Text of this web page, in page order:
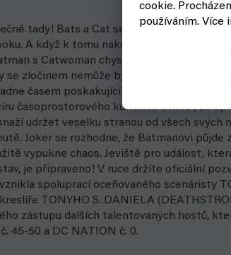
cookie.
používáním. Více
tady! Bats a Cat se spolu utkávali po
A když k tomu nakonec přece jen
s Catwoman chystají, aby svůj svazek
se zločinem nemůže být nic jednoduché.
časem poskakující superhrdina
časoprostorového kontinua a hrozí, že
udržet veselku stranou od všech
Joker se rozhodne, že Batmanovi půjde
vypukne chaos. Jeviště pro událost,
je připraveno! V ruce držíte oficiální
spoluprací oceňovaného scenáristy
TONYHO S. DANIELA
zástupu dalších talentovaných hostů,
45-50 a DC NATION č. 0.